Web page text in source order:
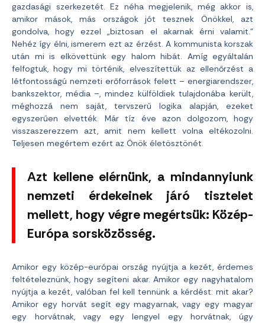
gazdasági szerkezetét. Ez néha megjelenik, még akkor is,
amikor mások, más országok jót tesznek Önökkel, azt
gondolva, hogy ezzel „biztosan el akarnak érni valamit.“
Nehéz így élni, ismerem ezt az érzést. A kommunista korszak
után mi is elkövettünk egy halom hibát. Amíg egyáltalán
felfogtuk, hogy mi történik, elveszítettük az ellenőrzést a
létfontosságú nemzeti erőforrások felett – energiarendszer,
bankszektor, média –, mindez külföldiek tulajdonába került,
méghozzá nem saját, tervszerű logika alapján, ezeket
egyszerűen elvették. Már tíz éve azon dolgozom, hogy
visszaszerezzem azt, amit nem kellett volna eltékozolni.
Teljesen megértem ezért az Önök életösztönét.
Azt kellene elérnünk, a mindannyiunk
nemzeti érdekeinek járó tisztelet
mellett, hogy végre megértsük: Közép-
Európa sorsközösség.
Amikor egy közép-európai ország nyújtja a kezét, érdemes
feltételeznünk, hogy segíteni akar. Amikor egy nagyhatalom
nyújtja a kezét, valóban fel kell tennünk a kérdést: mit akar?
Amikor egy horvát segít egy magyarnak, vagy egy magyar
egy horvátnak, vagy egy lengyel egy horvátnak, úgy